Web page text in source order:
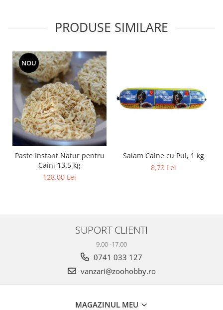
PRODUSE SIMILARE
NOU
Paste Instant Natur pentru
Caini 13.5 kg
128,00 Lei
Salam Caine cu Pui, 1 kg
8,73 Lei
SUPORT CLIENTI
9.00 -17.00
0741 033 127
vanzari@zoohobby.ro
MAGAZINUL MEU